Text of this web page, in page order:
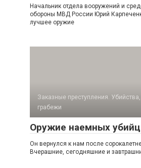
Начальник отдела вооружений и
обороны МВД России Юрий
лучшее оружие
Заказные преступления.
грабежи
Оружие наемных
Он вернулся к нам после
Вчерашние, сегодняшние и